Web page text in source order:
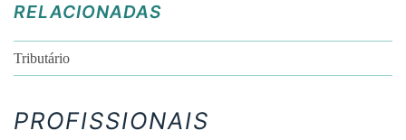
RELACIONADAS
Tributário
PROFISSIONAIS